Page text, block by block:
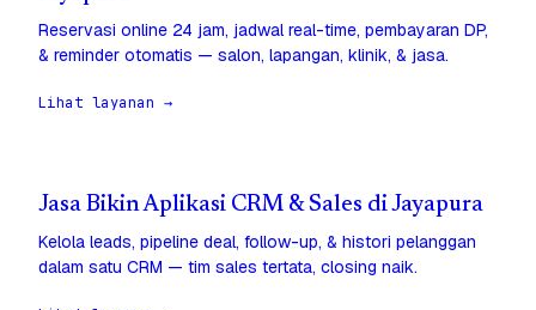
Reservasi online 24 jam, jadwal real-time, pembayaran DP,
& reminder otomatis — salon, lapangan, klinik, & jasa.
Lihat layanan →
Jasa Bikin Aplikasi CRM & Sales di Jayapura
Kelola leads, pipeline deal, follow-up, & histori pelanggan
dalam satu CRM — tim sales tertata, closing naik.